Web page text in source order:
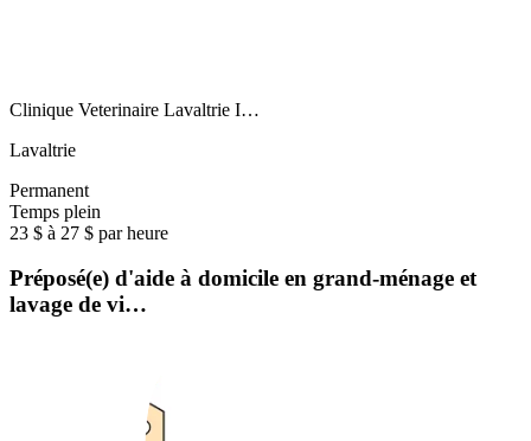
Clinique Veterinaire Lavaltrie I…
Lavaltrie
Permanent
Temps plein
23 $ à 27 $ par heure
Préposé(e) d'aide à domicile en grand-ménage et
lavage de vi…